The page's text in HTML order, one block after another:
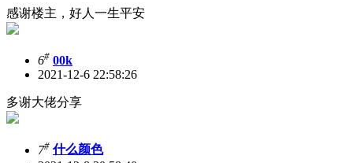
感谢楼主，好人一生平安
6# 00k
2021-12-6 22:58:26
多谢大佬分享
7# 什么颜色